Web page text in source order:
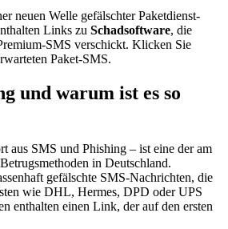
neuen Welle gefälschter Paketdienst-
Links zu Schadsoftware, die
SMS verschickt. Klicken Sie
Paket-SMS.
und warum ist es so
aus SMS und Phishing – ist eine der am
in Deutschland.
gefälschte SMS-Nachrichten, die
wie DHL, Hermes, DPD oder UPS
enthalten einen Link, der auf den ersten